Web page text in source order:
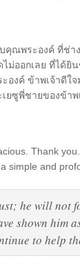
คุณพระองค์ ที่ช่าง
ม่ออกเลย ที่ได้ยิ
องค์ ข้าพเจ้าดีใ
ยซูพี่ชายของข้าพ
Thank
simple and
he will not
shown him
to help